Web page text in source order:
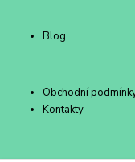
Blog
Obchodní
Kontakty